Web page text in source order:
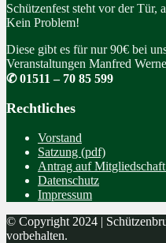
Schützenfest steht vor der Tür,
Kein Problem!
Diese gibt es für nur 90€ bei
Veranstaltungen Manfred
✆ 01511 – 70 85 599
Rechtliches
Vorstand
Satzung (pdf)
Antrag auf
Datenschutz
Impressum
© Copyright 2024 |
vorbehalten.